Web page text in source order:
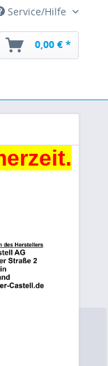
Service/Hilfe
0,00 € *